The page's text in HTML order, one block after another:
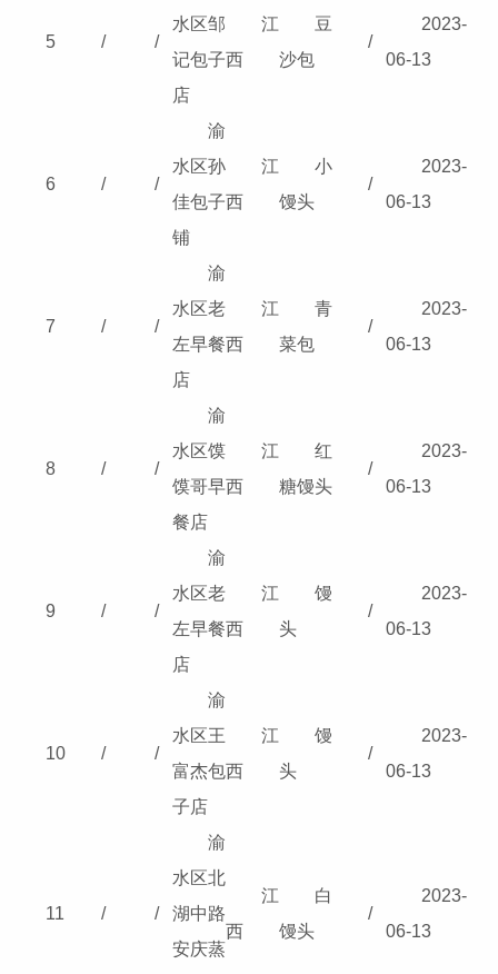
5 / /
水区邹
记包子
店
江
西
豆
沙包
/
2023-
06-13
6 / /
渝
水区孙
佳包子
铺
江
西
小
馒头
/
2023-
06-13
7 / /
渝
水区老
左早餐
店
江
西
青
菜包
/
2023-
06-13
8 / /
渝
水区馍
馍哥早
餐店
江
西
红
糖馒头
/
2023-
06-13
9 / /
渝
水区老
左早餐
店
江
西
馒
头
/
2023-
06-13
10 / /
渝
水区王
富杰包
子店
江
西
馒
头
/
2023-
06-13
11 / /
渝
水区北
湖中路
安庆蒸
江
西
白
馒头
/
2023-
06-13